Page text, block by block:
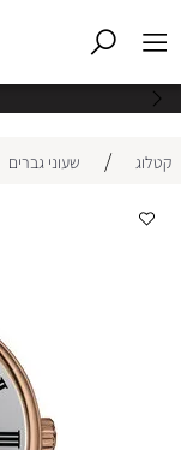
קטלוג / שעוני גברים